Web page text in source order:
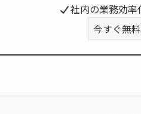
社内の業務効率
今すぐ無